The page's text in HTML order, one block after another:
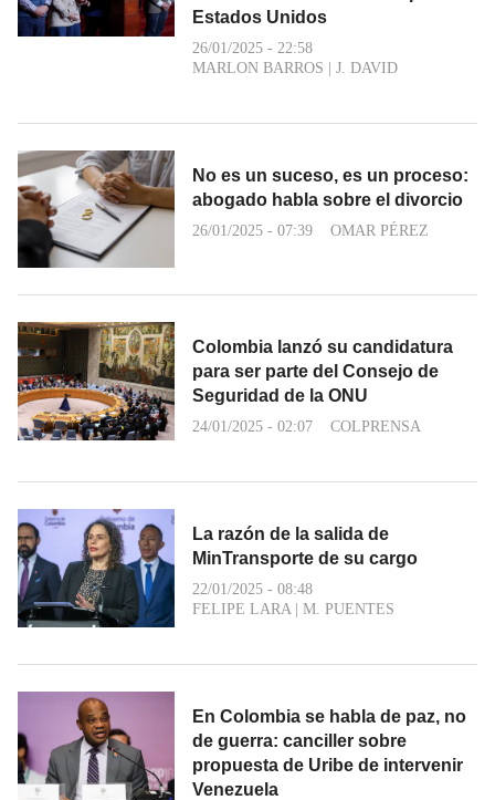
Estados Unidos
26/01/2025 - 22:58
MARLON BARROS | J. DAVID
No es un suceso, es un proceso:
abogado habla sobre el divorcio
26/01/2025 - 07:39 OMAR PÉREZ
Colombia lanzó su candidatura
para ser parte del Consejo de
Seguridad de la ONU
24/01/2025 - 02:07 COLPRENSA
La razón de la salida de
MinTransporte de su cargo
22/01/2025 - 08:48
FELIPE LARA| M. PUENTES
En Colombia se habla de paz, no
de guerra: canciller sobre
propuesta de Uribe de intervenir
Venezuela